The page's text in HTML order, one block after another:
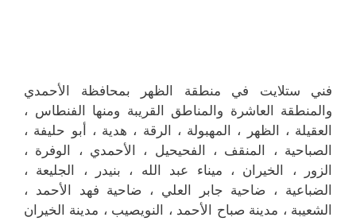
فني ستلايت في منطقة الظهر بمحافظة الأحمدي
والمنطقة العاشرة والمناطق القريبة ‎ومنها الفنطاس ،
العقيلة ، الظهر ، المهبولة ، الرقة ، هدية ، أبو حليفة ،
الصباحية ، المنقف ، الفحيحيل ، الأحمدي ، الوفرة ،
الزور ، الخيران ، ميناء عبد الله ، بنيدر ، الجليعة ،
الضباعية ، ضاحية جابر العلي ، ضاحية فهد الأحمد ،
الشعيبة ، مدينة صباح الأحمد ، النويصيب ، مدينة الخيران